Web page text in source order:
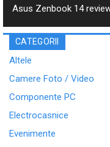
Asus Zenbook 14
CATEGORII
Altele
Camere Foto / Video
Componente PC
Electrocasnice
Evenimente